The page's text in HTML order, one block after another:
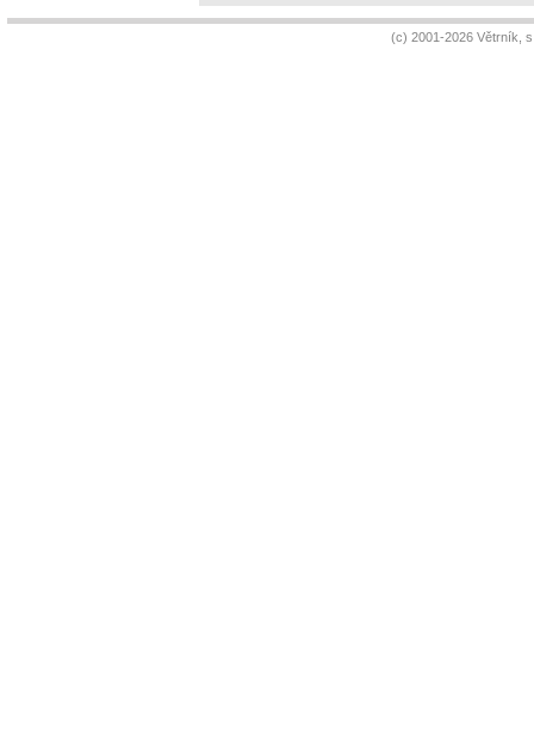
(c) 2001-2026 Větrník,